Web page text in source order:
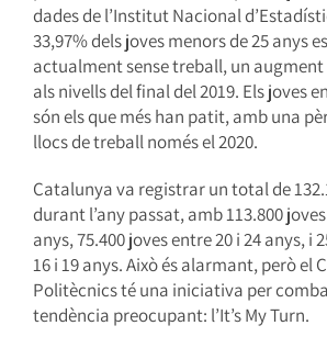
dades de l’Institut Nacional
33,97% dels joves menors de 25 anys
actualment sense treball, un augment
als nivells del final del 2019. Els joves
són els que més han patit, amb una
llocs de treball només el 2020.
Catalunya va registrar un total de
durant l’any passat, amb 113.800
anys, 75.400 joves entre 20 i 24 anys, i
16 i 19 anys. Això és alarmant, però el
Politècnics té una iniciativa per
tendència preocupant: l’It’s My Turn.